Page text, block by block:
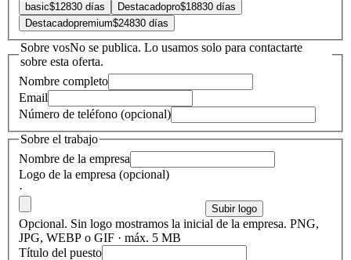
basic$12830 días Destacadopro$18830 días
Destacadopremium$24830 días
Sobre vosNo se publica. Lo usamos solo para contactarte
sobre esta oferta.
Nombre completo
Email
Número de teléfono (opcional)
Sobre el trabajo
Nombre de la empresa
Logo de la empresa (opcional)
·
Subir logo
Opcional. Sin logo mostramos la inicial de la empresa. PNG,
JPG, WEBP o GIF · máx. 5 MB
Título del puesto